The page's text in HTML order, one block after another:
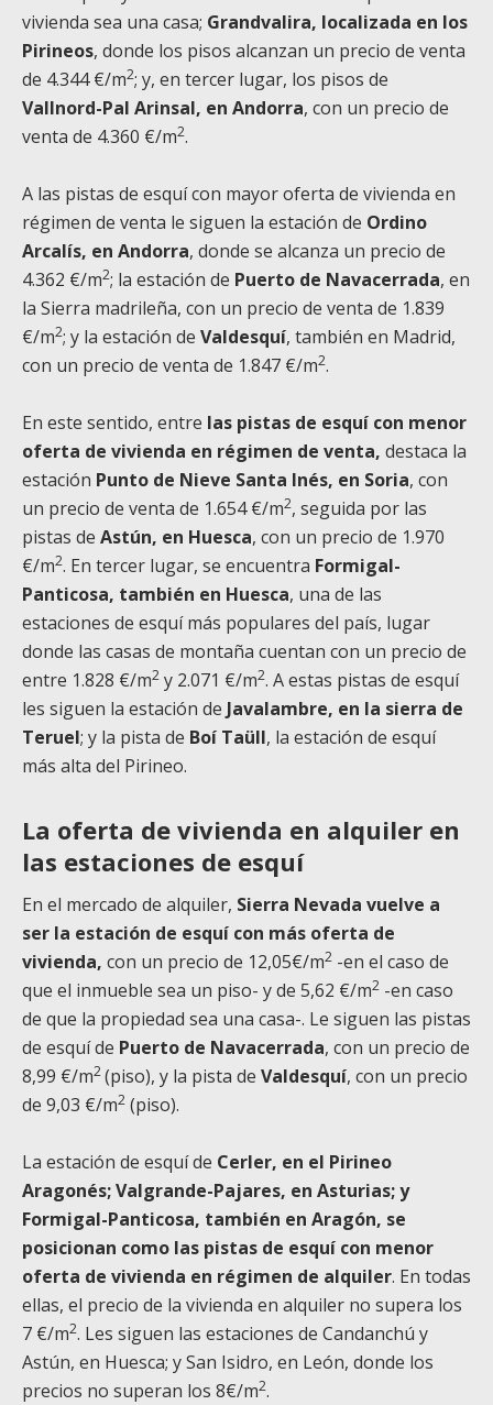
vivienda sea una casa; Grandvalira, localizada en los
Pirineos, donde los pisos alcanzan un precio de venta
de 4.344 €/m2; y, en tercer lugar, los pisos de
Vallnord-Pal Arinsal, en Andorra, con un precio de
venta de 4.360 €/m2.
A las pistas de esquí con mayor oferta de vivienda en
régimen de venta le siguen la estación de Ordino
Arcalís, en Andorra, donde se alcanza un precio de
4.362 €/m2; la estación de Puerto de Navacerrada, en
la Sierra madrileña, con un precio de venta de 1.839
€/m2; y la estación de Valdesquí, también en Madrid,
con un precio de venta de 1.847 €/m2.
En este sentido, entre las pistas de esquí con menor
oferta de vivienda en régimen de venta, destaca la
estación Punto de Nieve Santa Inés, en Soria, con
un precio de venta de 1.654 €/m2, seguida por las
pistas de Astún, en Huesca, con un precio de 1.970
€/m2. En tercer lugar, se encuentra Formigal-
Panticosa, también en Huesca, una de las
estaciones de esquí más populares del país, lugar
donde las casas de montaña cuentan con un precio de
entre 1.828 €/m2 y 2.071 €/m2. A estas pistas de esquí
les siguen la estación de Javalambre, en la sierra de
Teruel; y la pista de Boí Taüll, la estación de esquí
más alta del Pirineo.
La oferta de vivienda en alquiler en
las estaciones de esquí
En el mercado de alquiler, Sierra Nevada vuelve a
ser la estación de esquí con más oferta de
vivienda, con un precio de 12,05€/m2 -en el caso de
que el inmueble sea un piso- y de 5,62 €/m2 -en caso
de que la propiedad sea una casa-. Le siguen las pistas
de esquí de Puerto de Navacerrada, con un precio de
8,99 €/m2(piso), y la pista de Valdesquí, con un precio
de 9,03 €/m2 (piso).
La estación de esquí de Cerler, en el Pirineo
Aragonés; Valgrande-Pajares, en Asturias; y
Formigal-Panticosa, también en Aragón, se
posicionan como las pistas de esquí con menor
oferta de vivienda en régimen de alquiler. En todas
ellas, el precio de la vivienda en alquiler no supera los
7 €/m2. Les siguen las estaciones de Candanchú y
Astún, en Huesca; y San Isidro, en León, donde los
precios no superan los 8€/m2.